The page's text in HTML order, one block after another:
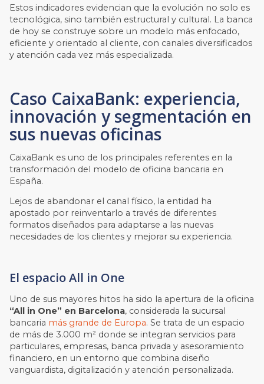
Estos indicadores evidencian que la evolución no solo es
tecnológica, sino también estructural y cultural. La banca
de hoy se construye sobre un modelo más enfocado,
eficiente y orientado al cliente, con canales diversificados
y atención cada vez más especializada.
Caso CaixaBank: experiencia,
innovación y segmentación en
sus nuevas oficinas
CaixaBank es uno de los principales referentes en la
transformación del modelo de oficina bancaria en
España.
Lejos de abandonar el canal físico, la entidad ha
apostado por reinventarlo a través de diferentes
formatos diseñados para adaptarse a las nuevas
necesidades de los clientes y mejorar su experiencia.
El espacio All in One
Uno de sus mayores hitos ha sido la apertura de la oficina
“All in One” en Barcelona, considerada la sucursal
bancaria más grande de Europa. Se trata de un espacio
de más de 3.000 m² donde se integran servicios para
particulares, empresas, banca privada y asesoramiento
financiero, en un entorno que combina diseño
vanguardista, digitalización y atención personalizada.